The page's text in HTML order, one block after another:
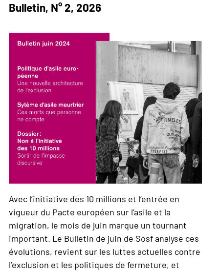
Bulletin, N° 2, 2026
Avec l’initiative des 10 millions et l’entrée en
vigueur du Pacte européen sur l’asile et la
migration, le mois de juin marque un tournant
important. Le Bulletin de juin de Sosf analyse ces
évolutions, revient sur les luttes actuelles contre
l’exclusion et les politiques de fermeture, et